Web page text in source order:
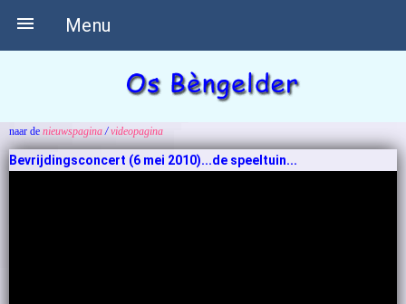
Menu

naar de nieuwspagina/videopagina
Bevrijdingsconcert (6 mei 2010)...de speeltuin...